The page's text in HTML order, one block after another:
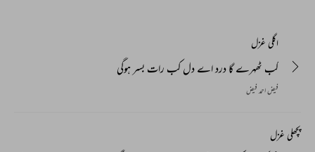
اگلی غزل
کب ٹھہرے گا درد اے دل کب رات بسر ہوگی
فیض احمد فیض
پچھلی غزل